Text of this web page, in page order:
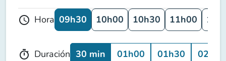
schedule Hora 09h30 10h00 10h30 11h00
timer Duración 30 min 01h00 01h30 02h00